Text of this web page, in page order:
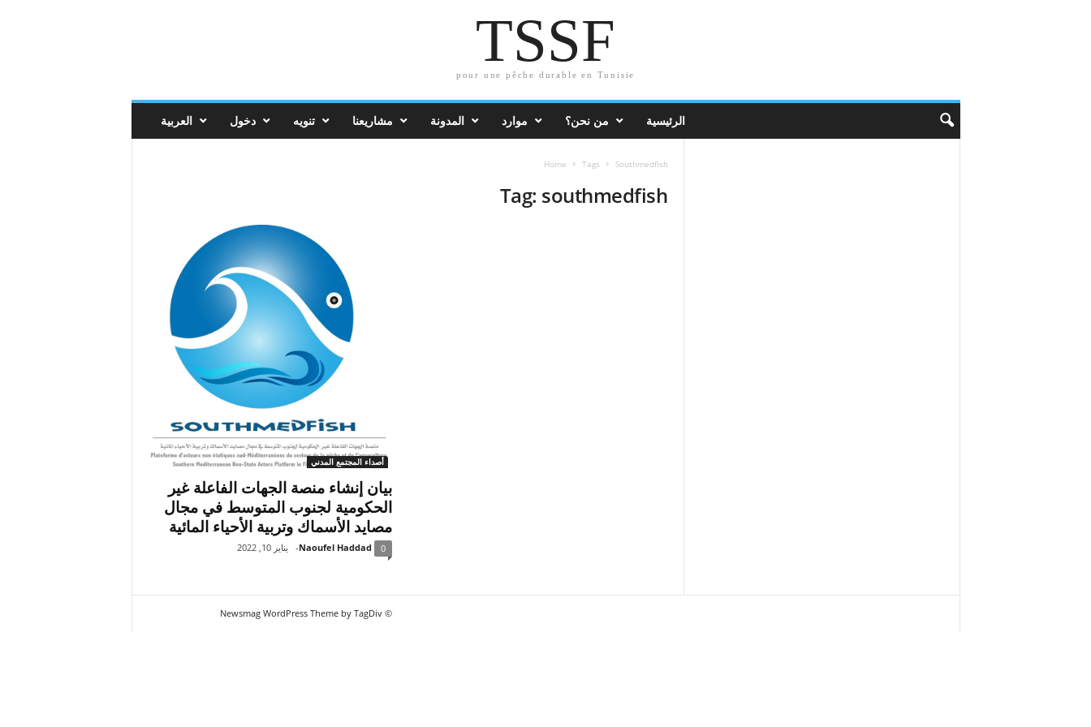
TSSF
pour une pêche durable en Tunisie
العربية دخول تنويه مشاريعنا المدونة موارد من نحن؟ الرئيسية
Home Tags Southmedfish
Tag: southmedfish
أصداء المجتمع المدني
بيان إنشاء منصة الجهات الفاعلة غير
الحكومية لجنوب المتوسط في مجال
مصايد الأسماك وتربية الأحياء المائية
Naoufel Haddad
- يناير 10, 2022 0
© Newsmag WordPress Theme by TagDiv